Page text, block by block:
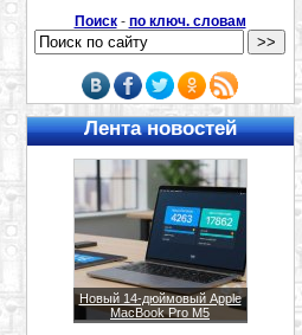
Поиск- по ключ. словам
Лента новостей
Новый 14-дюймовый Apple
MacBook Pro M5